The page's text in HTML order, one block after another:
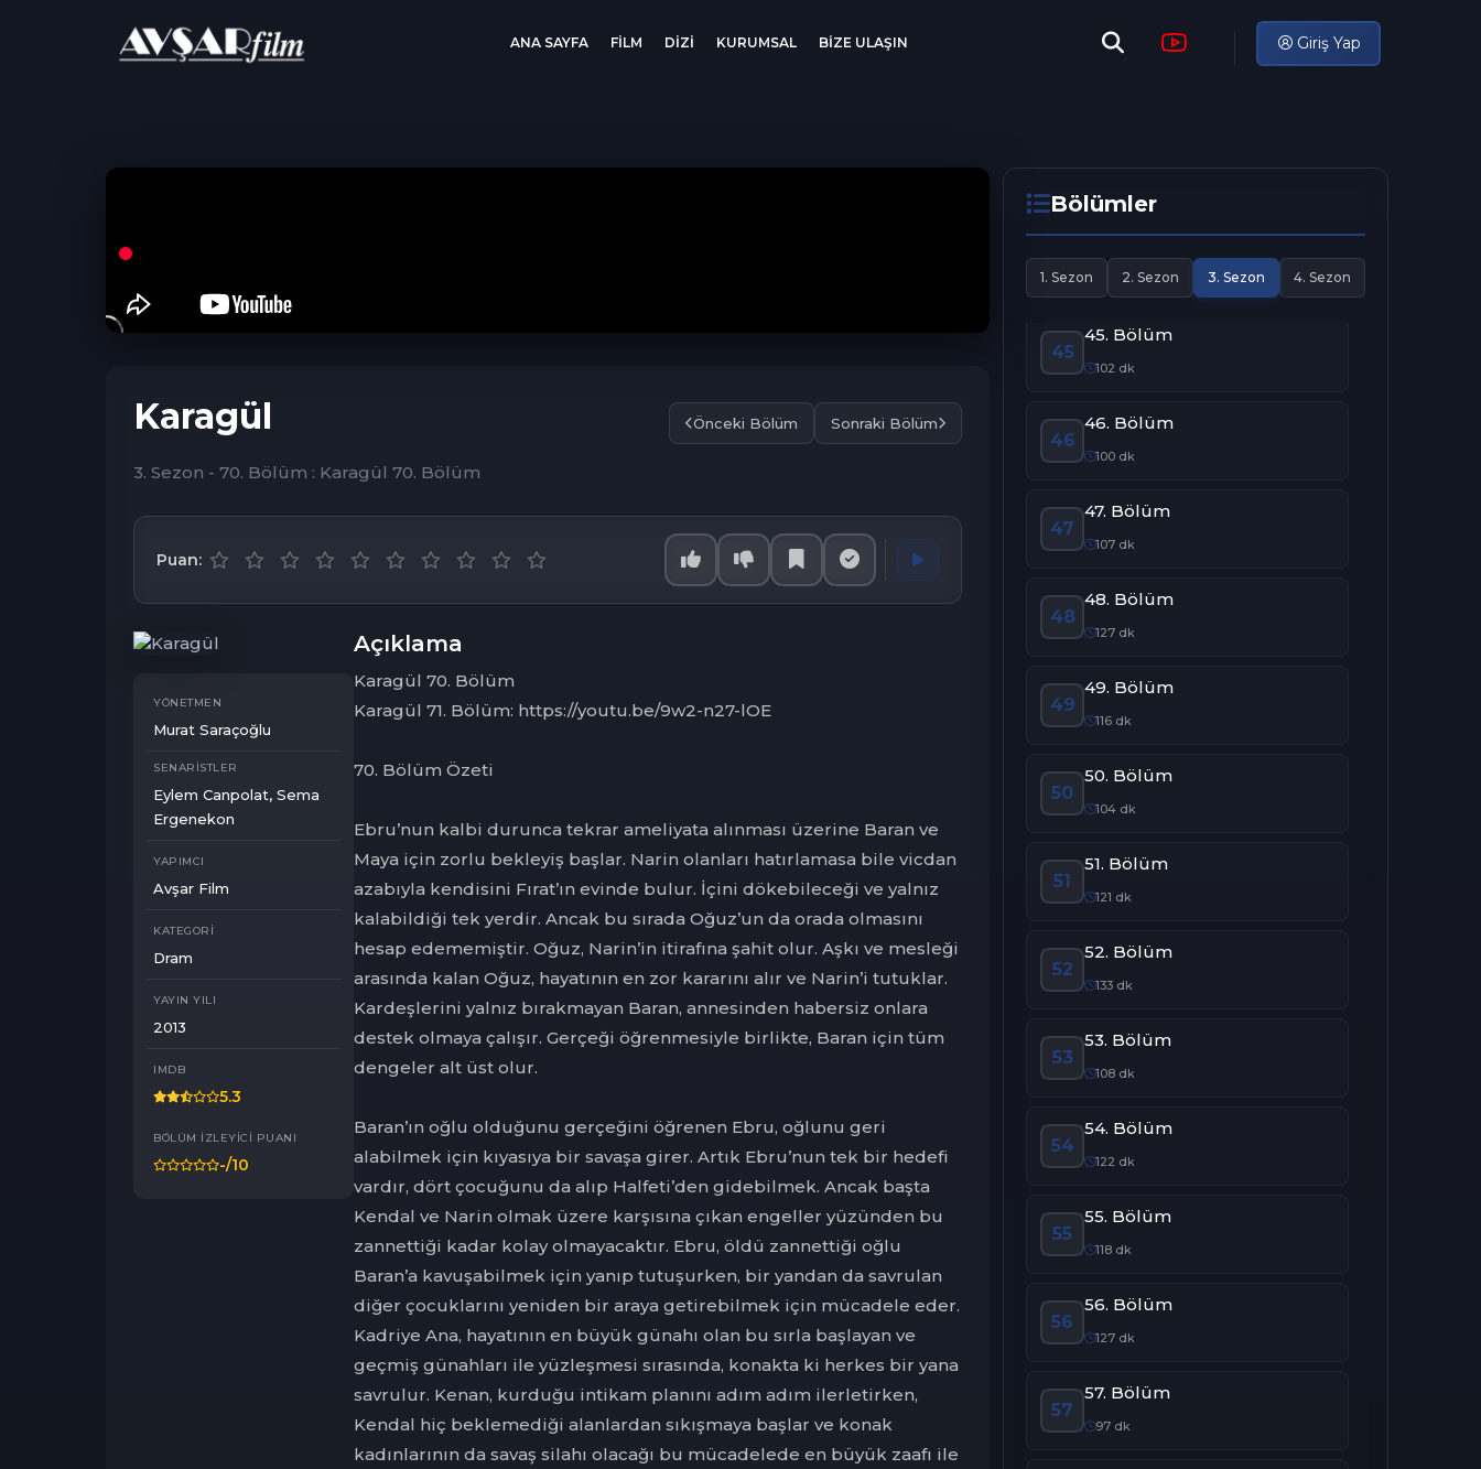
ANA SAYFA FİLM DİZİ KURUMSAL BİZE ULAŞIN Giriş Yap
ANA SAYFA Dram
Karagül
3. Sezon - 70. Bölüm : Karagül 70. Bölüm
Önceki Bölüm Sonraki Bölüm
Puan:
YÖNETMEN
Murat Saraçoğlu
SENARISTLER
Eylem Canpolat, Sema
Ergenekon
YAPIMCI
Avşar Film
KATEGORI
Dram
YAYIN YILI
2013
IMDB
5.3
BÖLÜM İZLEYICI PUANI
-/10
Açıklama
Karagül 70. Bölüm
Karagül 71. Bölüm: https://youtu.be/9w2-n27-lOE
70. Bölüm Özeti
Ebru’nun kalbi durunca tekrar ameliyata alınması üzerine Baran ve
Maya için zorlu bekleyiş başlar. Narin olanları hatırlamasa bile vicdan
azabıyla kendisini Fırat’ın evinde bulur. İçini dökebileceği ve yalnız
kalabildiği tek yerdir. Ancak bu sırada Oğuz’un da orada olmasını
hesap edememiştir. Oğuz, Narin’in itirafına şahit olur. Aşkı ve mesleği
arasında kalan Oğuz, hayatının en zor kararını alır ve Narin’i tutuklar.
Kardeşlerini yalnız bırakmayan Baran, annesinden habersiz onlara
destek olmaya çalışır. Gerçeği öğrenmesiyle birlikte, Baran için tüm
dengeler alt üst olur.
Baran’ın oğlu olduğunu gerçeğini öğrenen Ebru, oğlunu geri
alabilmek için kıyasıya bir savaşa girer. Artık Ebru’nun tek bir hedefi
vardır, dört çocuğunu da alıp Halfeti’den gidebilmek. Ancak başta
Kendal ve Narin olmak üzere karşısına çıkan engeller yüzünden bu
zannettiği kadar kolay olmayacaktır. Ebru, öldü zannettiği oğlu
Baran’a kavuşabilmek için yanıp tutuşurken, bir yandan da savrulan
diğer çocuklarını yeniden bir araya getirebilmek için mücadele eder.
Kadriye Ana, hayatının en büyük günahı olan bu sırla başlayan ve
geçmiş günahları ile yüzleşmesi sırasında, konakta ki herkes bir yana
savrulur. Kenan, kurduğu intikam planını adım adım ilerletirken,
Kendal hiç beklemediği alanlardan sıkışmaya başlar ve konak
kadınlarının da savaş silahı olacağı bu mücadelede en büyük zaafı ile
Bölümler
1. Sezon 2. Sezon 3. Sezon 4. Sezon
43
94 dk
44
102 dk
45
45. Bölüm
102 dk
46
46. Bölüm
100 dk
47
47. Bölüm
107 dk
48
48. Bölüm
127 dk
49
49. Bölüm
116 dk
50
50. Bölüm
104 dk
51
51. Bölüm
121 dk
52
52. Bölüm
133 dk
53
53. Bölüm
108 dk
54
54. Bölüm
122 dk
55
55. Bölüm
118 dk
56
56. Bölüm
127 dk
57
57. Bölüm
97 dk